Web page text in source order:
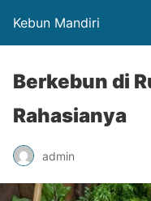
Kebun Mandiri
Berkebun di
Rahasianya
admin